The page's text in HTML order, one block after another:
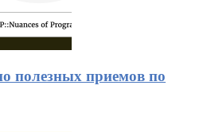
полезных приемов по